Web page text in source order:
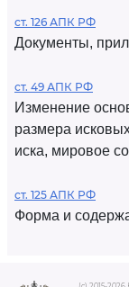
ст. 126 АПК РФ
Документы,
ст. 49 АПК РФ
Изменение
размера
иска, мировое
ст. 125 АПК РФ
Форма и